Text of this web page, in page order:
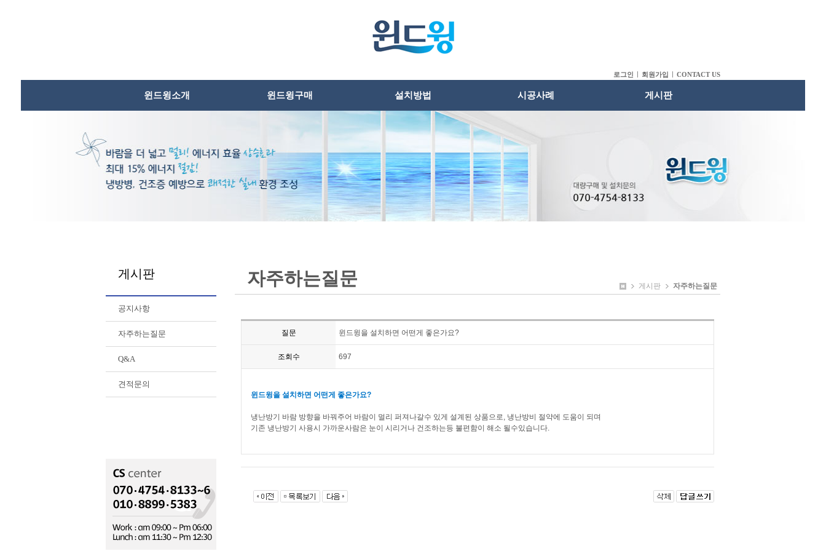
로그인 회원가입 CONTACT US
윈드윙소개 윈드윙구매 설치방법 시공사례 게시판
게시판
공지사항
자주하는질문
Q&A
견적문의
게시판 자주하는질문
자주하는질문
질문 윈드윙을 설치하면 어떤게 좋은가요?
조회수 697
윈드윙을 설치하면 어떤게 좋은가요?
냉난방기 바람 방향을 바꿔주어 바람이 멀리 퍼져나갈수 있게 설계된 상품으로, 냉난방비 절약에 도움이 되며
기존 냉난방기 사용시 가까운사람은 눈이 시리거나 건조하는등 불편함이 해소 될수있습니다.